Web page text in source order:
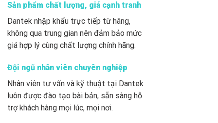
Sản phẩm chất lượng, giá cạnh tranh
Dantek nhập khẩu trực tiếp từ hãng,
không qua trung gian nên đảm bảo mức
giá hợp lý cùng chất lượng chính hãng.
Đội ngũ nhân viên chuyên nghiệp
Nhân viên tư vấn và kỹ thuật tại Dantek
luôn được đào tạo bài bản, sẵn sàng hỗ
trợ khách hàng mọi lúc, mọi nơi.